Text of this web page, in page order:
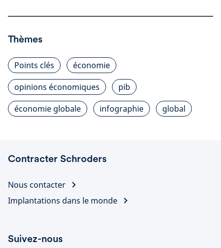
Thèmes
Points clés
économie
opinions économiques
pib
économie globale
infographie global
Contracter Schroders
Nous contacter
Implantations dans le monde
Suivez-nous